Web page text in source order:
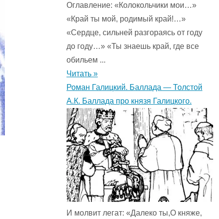
Оглавление: «Колокольчики мои…»
«Край ты мой, родимый край!…»
«Сердце, сильней разгораясь от году
до году…» «Ты знаешь край, где все
обильем ...
Читать »
Роман Галицкий. Баллада — Толстой
А.К. Баллада про князя Галицкого.
И молвит легат: «Далеко ты,О княже,